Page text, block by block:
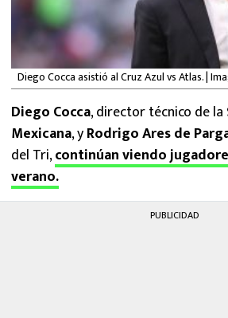
Diego Cocca asistió al Cruz Azul vs Atlas. |
Diego Cocca, director técnico de la
Mexicana, yRodrigo Ares de
del Tri,continúan viendo
verano.
PUBLICIDAD